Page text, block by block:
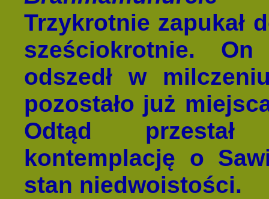
Trzykrotnie zapukał
sześciokrotnie.
odszedł w
pozostało już
Odtąd przestał
kontemplację o
stan niedwoistości.